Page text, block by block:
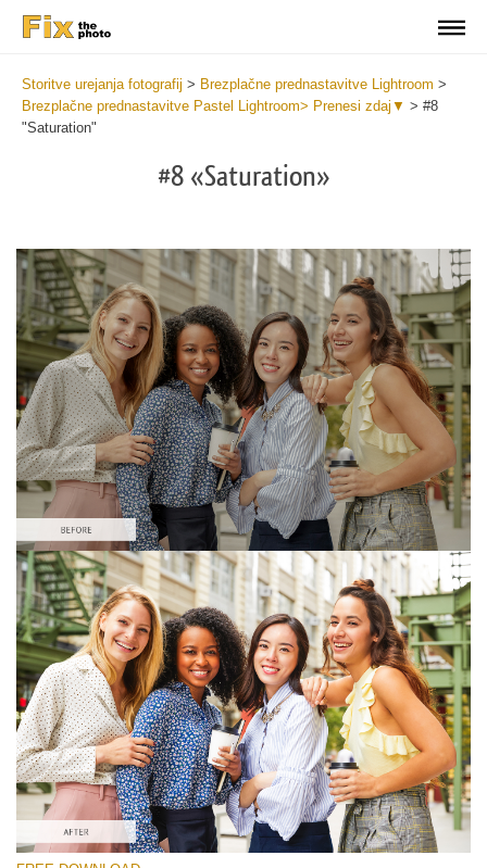
Storitve urejanja fotografij > Brezplačne prednastavitve Lightroom >
Brezplačne prednastavitve Pastel Lightroom> Prenesi zdaj▼ > #8
"Saturation"
#8 «Saturation»
Please select
Free Pastel Preset #8
Vintage Love
(60 Lr Presets)
Luxe Wedding
(230 Lr Presets)
Must-Have Collection